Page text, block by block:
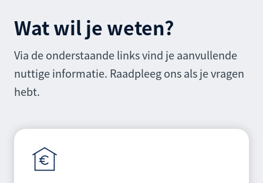
Wat wil je weten?
Via de onderstaande links vind je aanvullende
nuttige informatie. Raadpleeg ons als je vragen
hebt.